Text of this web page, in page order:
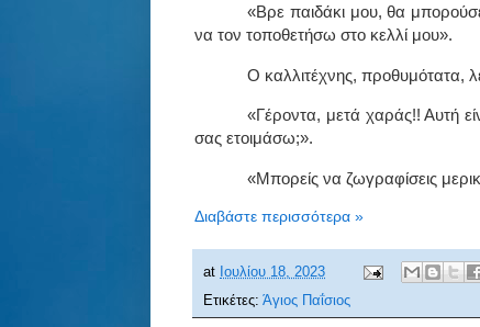
«Βρε παιδάκι μου, θα
να τον τοποθετήσω στο κελλί μου».
Ο καλλιτέχνης, προθυμότατα,
«Γέροντα, μετά χαράς!! Αυτή
σας ετοιμάσω;».
«Μπορείς να ζωγραφίσεις
Διαβάστε περισσότερα »
at Ιουλίου 18, 2023
Ετικέτες: Άγιος Παΐσιος